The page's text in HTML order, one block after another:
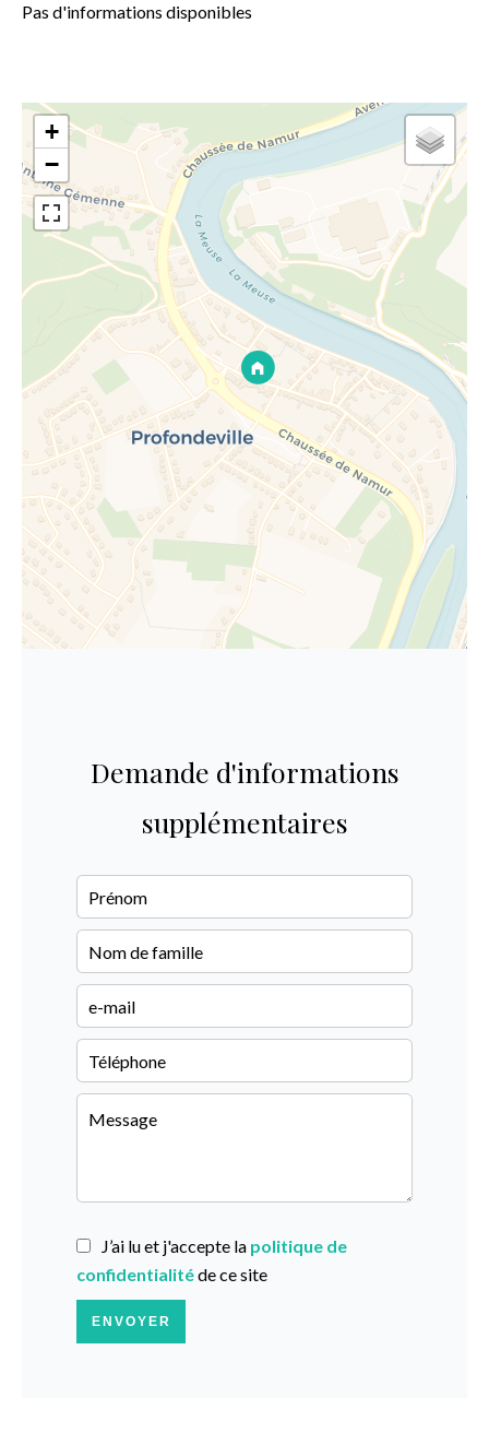
Pas d'informations disponibles
+
−
Demande d'informations
supplémentaires
J’ai lu et j'accepte la politique de
confidentialitéde ce site
ENVOYER